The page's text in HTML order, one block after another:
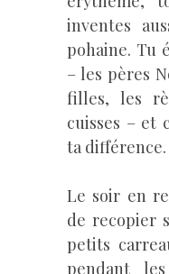
inventes
pohaine. Tu
– les pères
filles, les
cuisses – et
ta différence.
Le soir en
de recopier
petits
pendant